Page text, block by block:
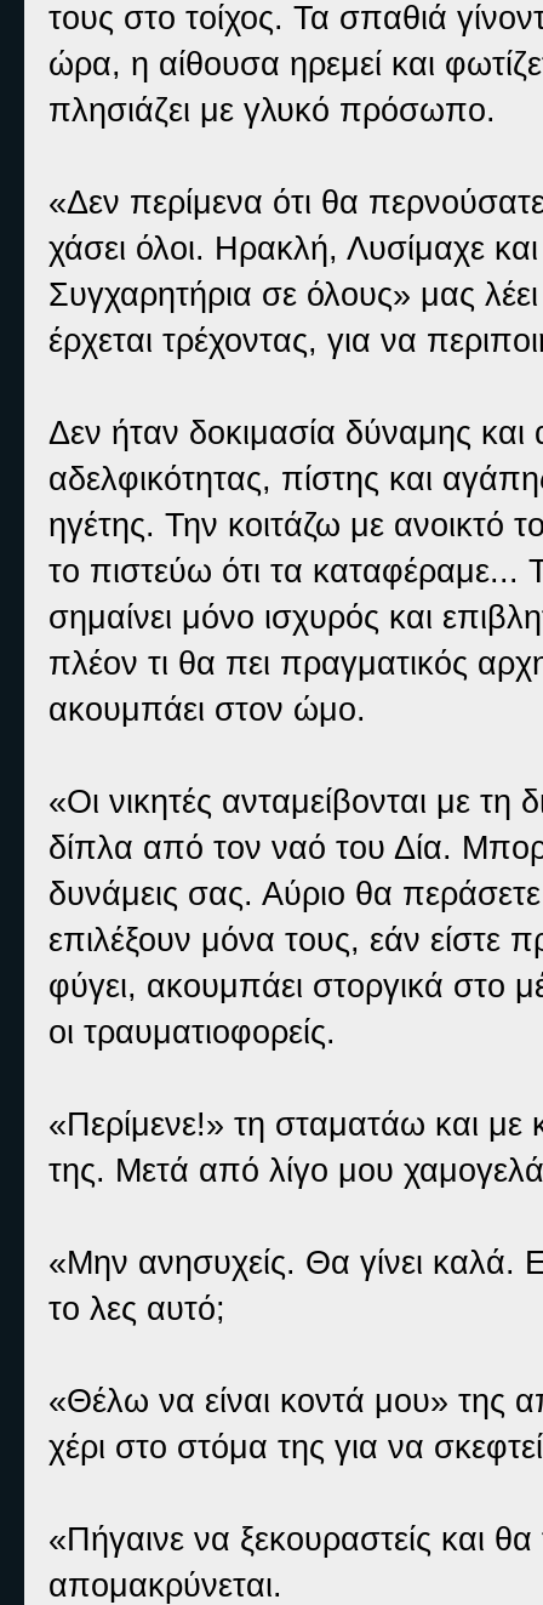
τους στο τοίχος. Τα σπαθιά
ώρα, η αίθουσα ηρεμεί και
πλησιάζει με γλυκό πρόσωπο.
«Δεν περίμενα ότι θα
χάσει όλοι. Ηρακλή, Λυσίμαχε
Συγχαρητήρια σε όλους» μας
έρχεται τρέχοντας, για να
Δεν ήταν δοκιμασία δύναμης
αδελφικότητας, πίστης και
ηγέτης. Την κοιτάζω με
το πιστεύω ότι τα καταφέραμε...
σημαίνει μόνο ισχυρός και
πλέον τι θα πει πραγματικός
ακουμπάει στον ώμο.
«Οι νικητές ανταμείβονται με
δίπλα από τον ναό του Δία.
δυνάμεις σας. Αύριο θα
επιλέξουν μόνα τους, εάν είστε
φύγει, ακουμπάει στοργικά στο
οι τραυματιοφορείς.
«Περίμενε!» τη σταματάω και με
της. Μετά από λίγο μου
«Μην ανησυχείς. Θα γίνει καλά.
το λες αυτό;
«Θέλω να είναι κοντά μου» της
χέρι στο στόμα της για να
«Πήγαινε να ξεκουραστείς και
απομακρύνεται.